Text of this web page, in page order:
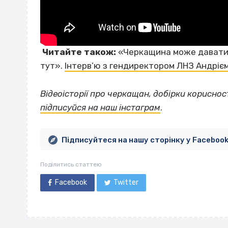
Читайте також: «Черкащина може давати
тут». Інтерв’ю з гендиректором ЛНЗ
Відеоісторії про черкащан, добірки
підписуйся на наш інстаграм.
Підписуйтеся на нашу сторінку у Facebook
Поділитись статтею
Facebook Twitter